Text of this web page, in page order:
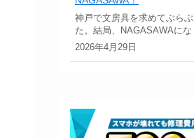
2026年4月29日
神戸で文房具を求めてぶら
た。結局、NAGASAWAにな